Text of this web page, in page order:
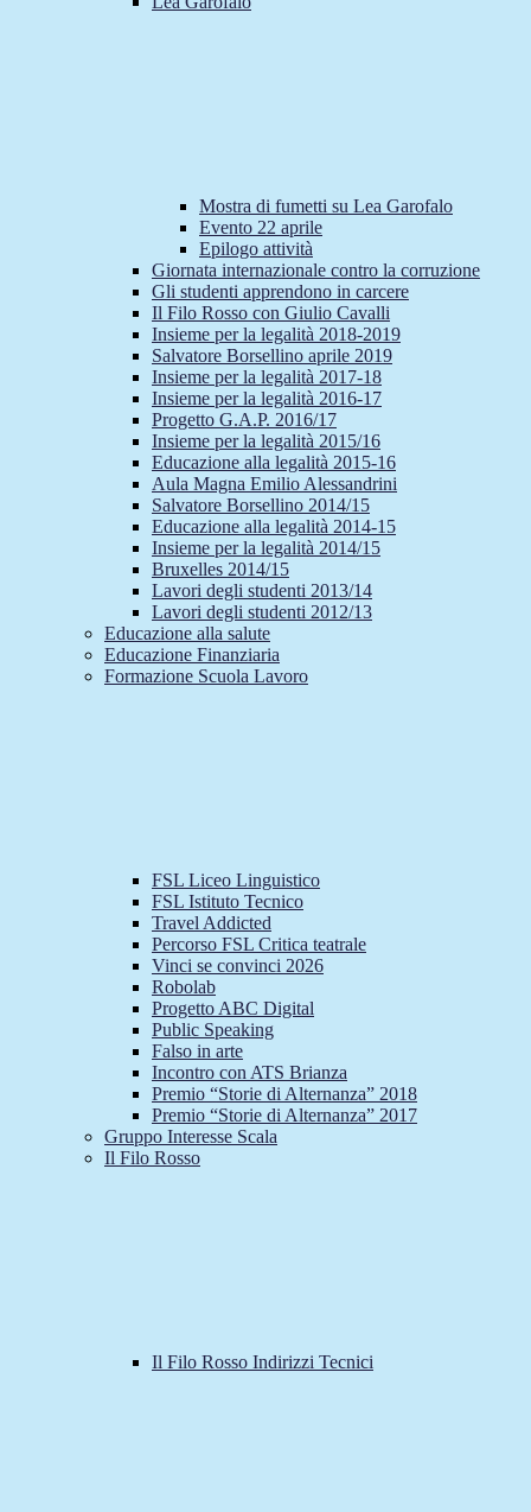
Mostra di fumetti su Lea Garofalo
Evento 22 aprile
Epilogo attività
Giornata internazionale contro la corruzione
Gli studenti apprendono in carcere
Il Filo Rosso con Giulio Cavalli
Insieme per la legalità 2018-2019
Salvatore Borsellino aprile 2019
Insieme per la legalità 2017-18
Insieme per la legalità 2016-17
Progetto G.A.P. 2016/17
Insieme per la legalità 2015/16
Educazione alla legalità 2015-16
Aula Magna Emilio Alessandrini
Salvatore Borsellino 2014/15
Educazione alla legalità 2014-15
Insieme per la legalità 2014/15
Bruxelles 2014/15
Lavori degli studenti 2013/14
Lavori degli studenti 2012/13
Educazione alla salute
Educazione Finanziaria
Formazione Scuola Lavoro
FSL Liceo Linguistico
FSL Istituto Tecnico
Travel Addicted
Percorso FSL Critica teatrale
Vinci se convinci 2026
Robolab
Progetto ABC Digital
Public Speaking
Falso in arte
Incontro con ATS Brianza
Premio “Storie di Alternanza” 2018
Premio “Storie di Alternanza” 2017
Gruppo Interesse Scala
Il Filo Rosso
Il Filo Rosso Indirizzi Tecnici